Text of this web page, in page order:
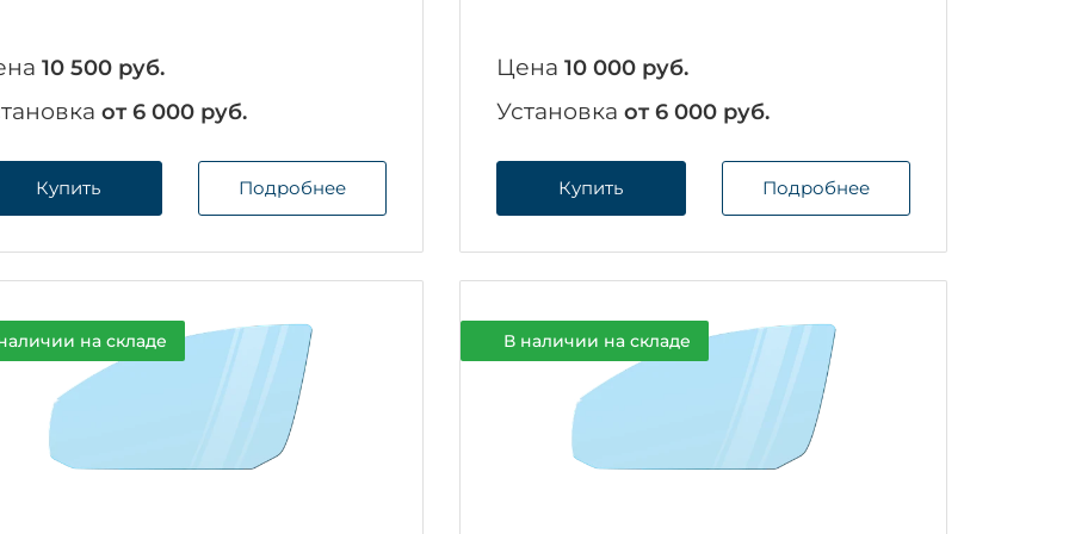
10 500 руб.
от 6 000 руб.
Купить Подробнее
Цена10 000 руб.
Установкаот 6 000 руб.
Купить Подробнее
на складе В наличии на складе